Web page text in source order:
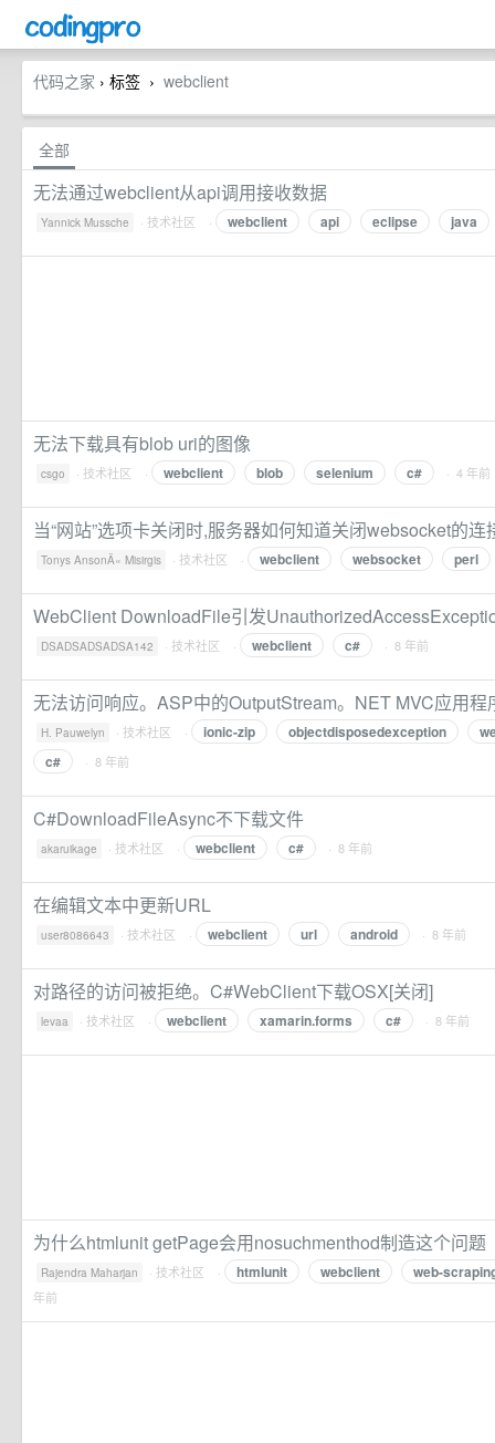
代码之家 › 标签 › webclient
全部
无法通过webclient从api调用接收数据
Yannick Mussche · 技术社区 · webclient api eclipse java
无法下载具有blob uri的图像
csgo · 技术社区 · webclient blob selenium c# · 4 年前
当“网站”选项卡关闭时,服务器如何知道关闭websocket的连
Tonys AnsonÄ« Misirgis · 技术社区 · webclient websocket perl
WebClient DownloadFile引发
DSADSADSADSA142 · 技术社区 · webclient c# · 8 年前
无法访问响应。ASP中的OutputStream。NET MVC应用程
H. Pauwelyn · 技术社区 · ionic-zip objectdisposedexception
c#
· 8 年前
C#DownloadFileAsync不下载文件
akaruikage · 技术社区 · webclient c# · 8 年前
在编辑文本中更新URL
user8086643 · 技术社区 · webclient url android · 8 年前
对路径的访问被拒绝。C#WebClient下载OSX[关闭]
levaa · 技术社区 · webclient xamarin.forms c# · 8 年前
为什么htmlunit getPage会用nosuchmenthod制造这个问题
Rajendra Maharjan · 技术社区 · htmlunit webclient web-
年前